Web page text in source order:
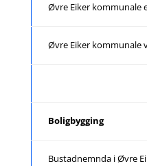
Øvre Eiker kommunale
Øvre Eiker kommunale
Boligbygging
Bustadnemnda i Øvre